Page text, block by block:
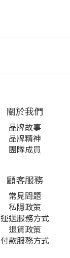
關於我們
品牌故事
品牌精神
團隊成員
顧客服務
常見問題
私隱政策
運送服務方式
退貨政策
付款服務方式